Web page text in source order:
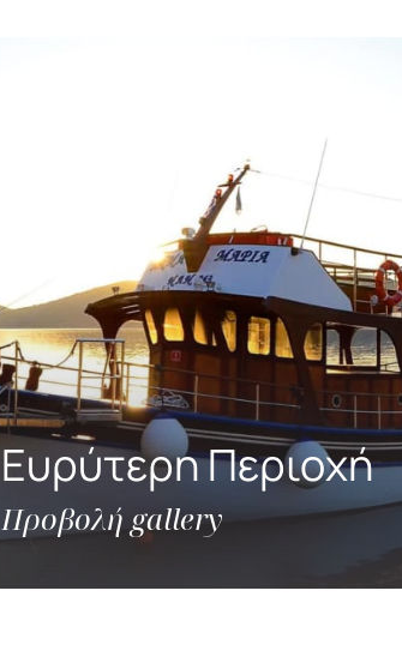
Ευρύτερη Περιοχή
Προβολή gallery